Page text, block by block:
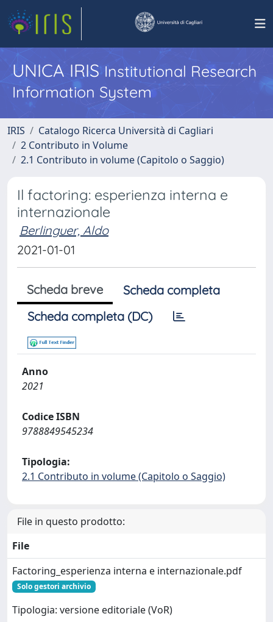
UNICA IRISInstitutional Research
Information System
IRIS
Catalogo Ricerca Università di Cagliari
2 Contributo in Volume
2.1 Contributo in volume (Capitolo o Saggio)
Il factoring: esperienza interna e
internazionale
Berlinguer, Aldo
2021-01-01
Scheda breve
Scheda completa
Scheda completa (DC)
Anno
2021
Codice ISBN
9788849545234
Tipologia:
2.1 Contributo in volume (Capitolo o Saggio)
File in questo prodotto:
File
Factoring_esperienza interna e internazionale.pdf
Solo gestori archivio
Tipologia: versione editoriale (VoR)